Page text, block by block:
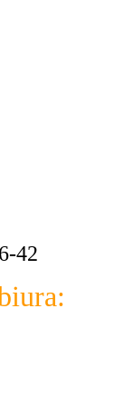
42